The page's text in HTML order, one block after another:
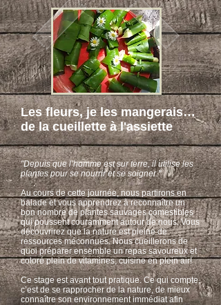
Les fleurs, je les mangerais…
de la cueillette à l'assiette
"Depuis que l’homme est sur terre, il utilise les
plantes pour se nourrir et se soigner."
Au cours de cette journée, nous partirons en
balade et vous apprendrez à reconnaître un
bon nombre de plantes sauvages comestibles
qui poussent couramment autour de nous. Vous
découvrirez que la nature est pleine de
ressources méconnues. Nous cueillerons de
quoi préparer ensemble un repas savoureux et
coloré plein de vitamines, cuisine en plein air!
Ce stage est avant tout pratique. Ce qui compte,
c’est de se rapprocher de la nature, de mieux
connaître son environnement immédiat afin